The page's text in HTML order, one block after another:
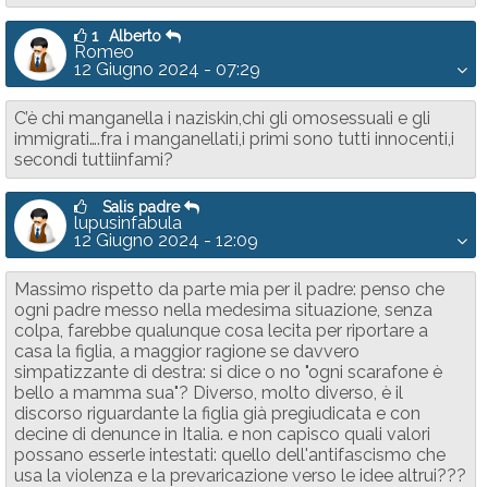
1 Alberto
Romeo
12 Giugno 2024 - 07:29
C’è chi manganella i naziskin,chi gli omosessuali e gli
immigrati….fra i manganellati,i primi sono tutti innocenti,i
secondi tuttiinfami?
Salis padre
lupusinfabula
12 Giugno 2024 - 12:09
Massimo rispetto da parte mia per il padre: penso che
ogni padre messo nella medesima situazione, senza
colpa, farebbe qualunque cosa lecita per riportare a
casa la figlia, a maggior ragione se davvero
simpatizzante di destra: si dice o no "ogni scarafone è
bello a mamma sua"? Diverso, molto diverso, è il
discorso riguardante la figlia già pregiudicata e con
decine di denunce in Italia. e non capisco quali valori
possano esserle intestati: quello dell'antifascismo che
usa la violenza e la prevaricazione verso le idee altrui???